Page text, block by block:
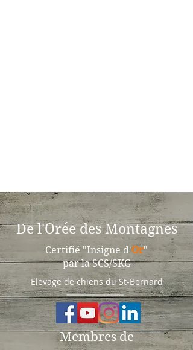
De l'Orée des Montagnes
Elevage de chiens du St-Bernard
Certifié "Insigne d'Or"
par la SCS/SKG
Membres de